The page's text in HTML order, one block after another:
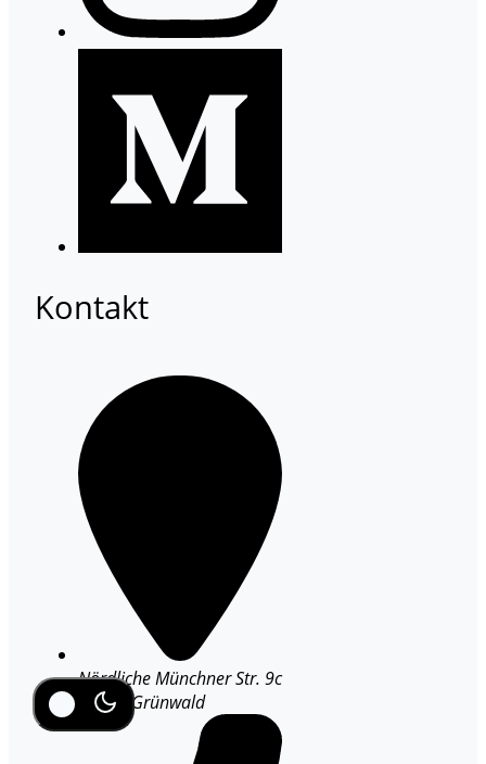
Kontakt
Nördliche Münchner Str. 9c
82031 Grünwald